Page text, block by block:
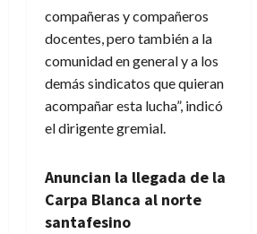
compañeras y compañeros
docentes, pero también a la
comunidad en general y a los
demás sindicatos que quieran
acompañar esta lucha”, indicó
el dirigente gremial.
Anuncian la llegada de la
Carpa Blanca al norte
santafesino